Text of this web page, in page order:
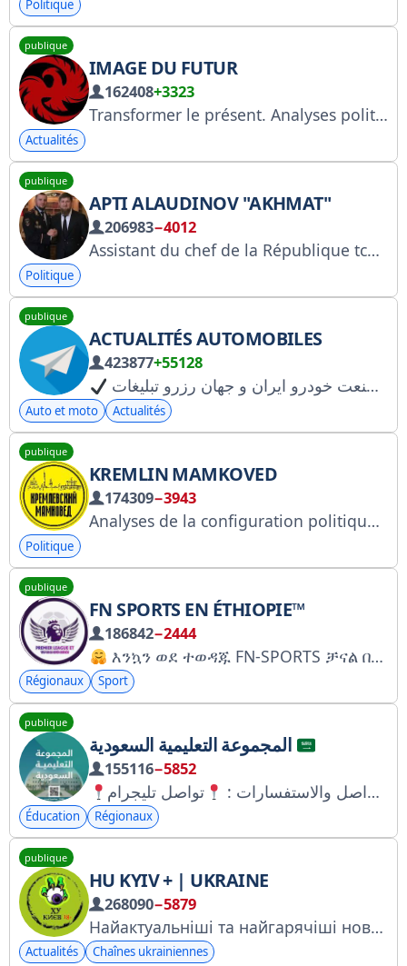
Politique
publique
IMAGE DU FUTUR
162408+3323
Transformer le présent. Analyses politiques essentielles, libre pensée, débats sur le gouvernement, les grandes entreprises et les citoyens. Contact : @obrazbudus
Actualités
publique
APTI ALAUDINOV "AKHMAT"
206983−4012
Assistant du chef de la République tchétchène, commandant des forces spéciales « AKHMAT », chef adjoint du département principal de la police militaire des forces armées russes, Héros de la Fédération de Russie, Héros de la République tchétchène, Héros de la RPL, Héros de la RPD, lieutenant-général de la Fédération de Russie https://vk.com/aptialaudinovakhmat https://rutube.ru/u/AptiAlaudinovAKHMAT Sur la liste du Service fédéral antimonopole @assistant_AAA_MagomedEmi
Politique
publique
ACTUALITÉS AUTOMOBILES
423877+55128
Auto et moto Actualités
publique
KREMLIN MAMKOVED
174309−3943
Analyses de la configuration politique et économique russe. Pour toute question : @pr_consigliere
Politique
publique
FN SPORTS EN ÉTHIOPIE™
186842−2444
እንኳን ወደ ተወዳጁ FN-SPORTS ቻናል በሰላም መጡልን
Régionaux Sport
publique
155116−5852
للتواصل والاستفسارات :
Éducation Régionaux
publique
HU KYIV + | UKRAINE
268090−5879
Найактуальніші та найгарячіші новини Києва те, що не покажуть по ТБ
Actualités Chaînes ukrainiennes